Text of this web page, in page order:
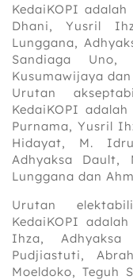
KedaiKOPI
Dhani, Yusril
Lunggana,
Sandiaga
Kusumawijaya
Urutan
KedaiKOPI
Purnama, Yusril
Hidayat, M.
Adhyaksa Dault,
Lunggana dan
Urutan
KedaiKOPI
Ihza,
Pudjiastuti,
Moeldoko, Teguh